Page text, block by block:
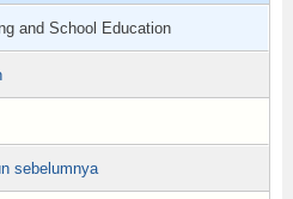
and School Education
sebelumnya